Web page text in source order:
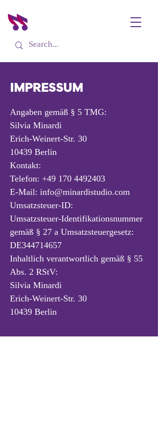
IMPRESSUM
Angaben gemäß § 5 TMG:
Silvia Minardi
Erich-Weinert-Str. 30
10439 Berlin
Kontakt:
Telefon: +49 170 4492403
E-Mail: info@minardistudio.com
Umsatzsteuer-ID:
Umsatzsteuer-Identifikationsnummer
gemäß § 27 a Umsatzsteuergesetz:
DE344714657
Inhaltlich verantwortlich gemäß § 55
Abs. 2 RStV:
Silvia Minardi
Erich-Weinert-Str. 30
10439 Berlin